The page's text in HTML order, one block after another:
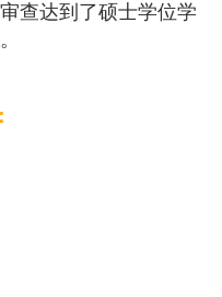
查达到了硕士学位学
。